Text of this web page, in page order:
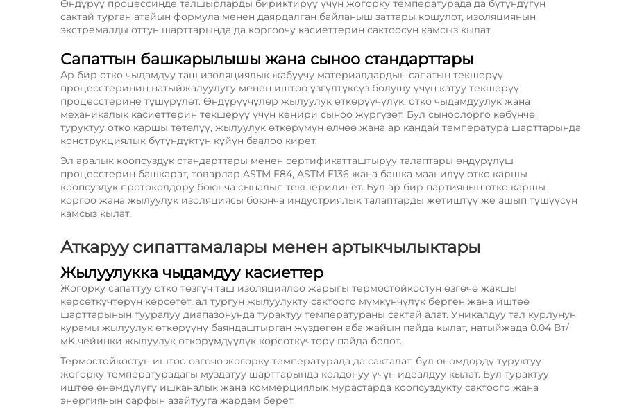
Өндүрүү процессинде талшырларды бириктирүү үчүн жогорку температурада да бүтүндүгүн
сактай турган атайын формула менен даярдалган байланыш заттары кошулот, изоляциянын
экстремалды оттун шарттарында да коргоочу касиеттерин сактоосун камсыз кылат.
Сапаттын башкарылышы жана сыноо стандарттары
Ар бир отко чыдамдуу таш изоляциялык жабуучу материалдардын сапатын текшерүү
процесстеринин натыйжалуулугу менен иштөө үзгүлтүксүз болушу үчүн катуу текшерүү
процесстерине түшүрүлөт. Өндүрүүчүлөр жылуулук өткөрүүчүлүк, отко чыдамдуулук жана
механикалык касиеттерин текшерүү үчүн кеңири сыноо жүргүзөт. Бул сыноолорго көбүнчө
туруктуу отко каршы төтөлүү, жылуулук өткөрүмүн өлчөө жана ар кандай температура шарттарында
конструкциялык бүтүндүктүн күйүн баалоо кирет.
Эл аралык коопсуздук стандарттары менен сертификатташтыруу талаптары өндүрүлүш
процесстерин башкарат, товарлар ASTM E84, ASTM E136 жана башка маанилүү отко каршы
коопсуздук протоколдору боюнча сыналып текшерилинет. Бул ар бир партиянын отко каршы
коргоо жана жылуулук изоляциясы боюнча индустриялык талаптарды жетиштүү же ашып түшүүсүн
камсыз кылат.
Аткаруу сипаттамалары менен артыкчылыктары
Жылуулукка чыдамдуу касиеттер
Жогорку сапаттуу отко төзгүч таш изоляциялоо жарыгы термостойкостун өзгөчө жакшы
көрсөткүчтөрүн көрсөтөт, ал тургун жылуулукту сактоого мүмкүнчүлүк берген жана иштөө
шарттарынын тууралуу диапазонунда турактуу температураны сактай алат. Уникалдуу тал курлунун
курамы жылуулук өткөрүүнү баяндаштырган жүздөгөн аба жайын пайда кылат, натыйжада 0.04 Вт/
мК чейинки жылуулук өткөрүмдүүлүк көрсөткүчтөрү пайда болот.
Термостойкостун иштөө өзгөчө жогорку температурада да сакталат, бул өнөмдөрдү туруктуу
жогорку температурадагы муздатуу шарттарында колдонуу үчүн идеалдуу кылат. Бул турактуу
иштөө өнөмдүлүгү ишканалык жана коммерциялык мурастарда коопсуздукту сактоого жана
энергиянын сарфын азайтууга жардам берет.